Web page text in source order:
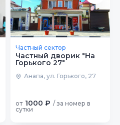
Частный сектор
Частный дворик "На
Горького 27"
Анапа, ул. Горького, 27
от 1000 ₽ / за номер в
сутки